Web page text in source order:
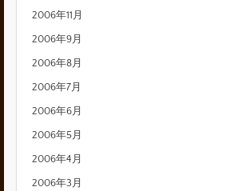
2006年11月
2006年9月
2006年8月
2006年7月
2006年6月
2006年5月
2006年4月
2006年3月